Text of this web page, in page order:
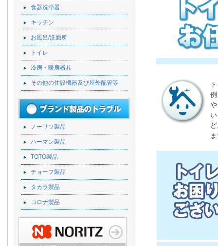
食器洗浄器
キッチン
お風呂/洗面所
トイレ
冷房・暖房器具
その他の住設機器及び屋外配管等
ノーリツ製品
ハーマン製品
TOTO製品
チョーフ製品
タカラ製品
コロナ製品